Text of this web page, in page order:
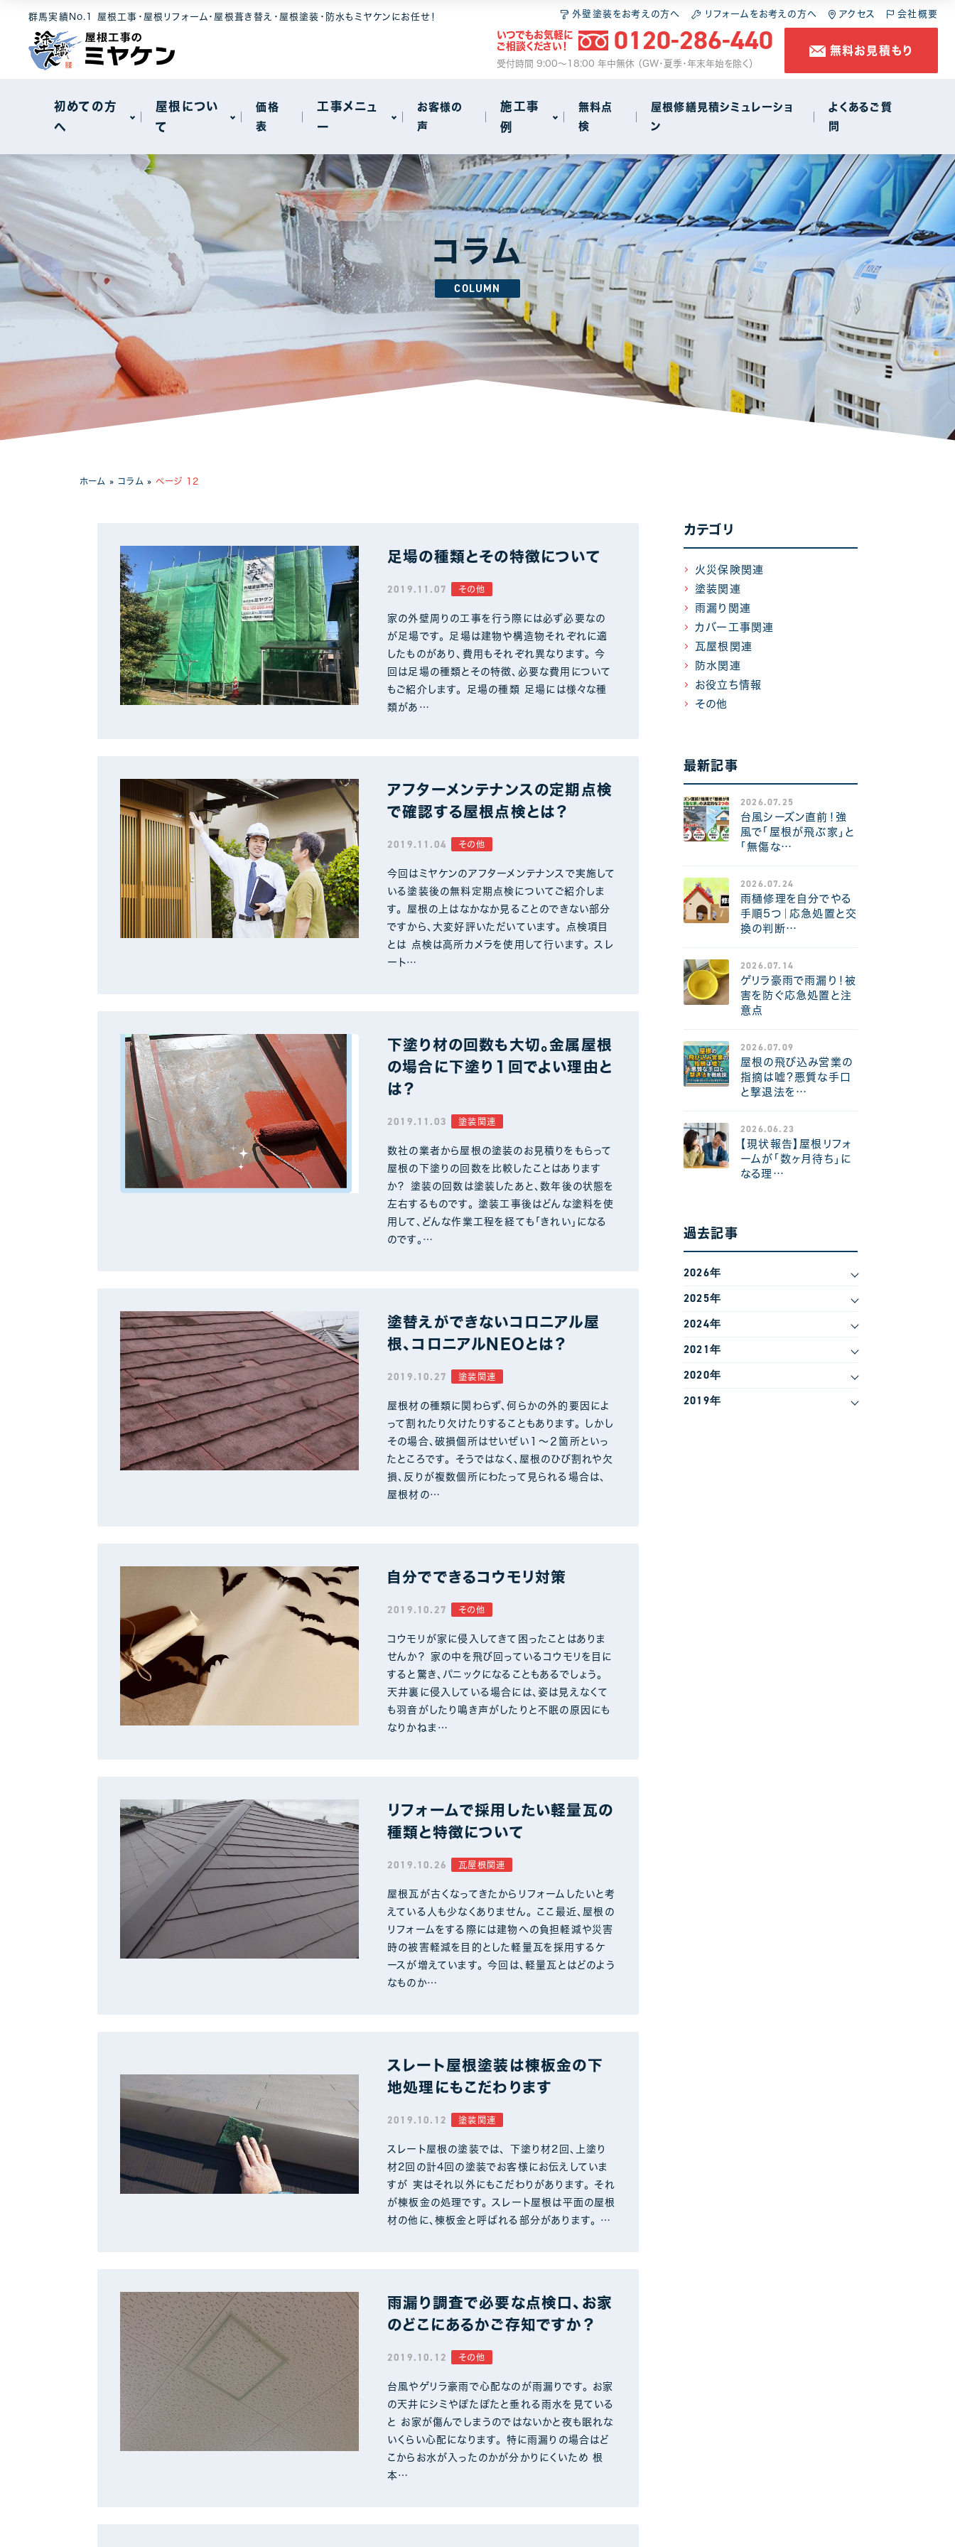
群馬実績No.1 屋根工事・屋根リフォーム・屋根葺き替え・屋根塗装・防水もミヤケンにお任せ！ 外壁塗装をお考えの方へ リフォームをお考えの方へ アクセス 会社概要
いつでもお気軽に
ご相談ください！
0120-286-440
受付時間 9:00～18:00 年中無休 （GW・夏季・年末年始を除く）
無料お見積もり
初めての方
へ
選ばれる理由 6つの安心 無料点検 施工の流れ
メンテナンスサイクル 火災保険のご案内 コラム
新着情報 動画で見る屋根工事の基礎知識
屋根につい
て
屋根について
和瓦 スレート屋根
モニエル瓦 セメント瓦 金属屋根
価格
表
工事メニュ
ー
工事メニュー 屋根塗装 屋根の葺き直し
屋根カバー工事 瓦・漆喰工事 雨樋工事
天窓工事 屋根葺き替え 防水工事
棟板金工事 雨漏り
お客様の
声
施工事
例
セキスイハイム 2
一般住宅 72 other 18 店舗・商店街
工場・事務所 1 アパート・マンション・ビル 1
無料点
検
屋根修繕見積シミュレーショ
ン
よくあるご質
問
選ばれる理由 6つの安心 施工の流れ
火災保険のご案内
屋根について
屋根素材 スレート屋根
セメント瓦
工事メニュー 屋根の葺き直し
瓦・漆喰工事
工場・事務所 1 アパート・マンション・ビル 1
コラム
COLUMN
ホーム » コラム » ページ 12
足場の種類とその特徴について
2019.11.07 その他
家の外壁周りの工事を行う際には必ず必要なの
が足場です。 足場は建物や構造物それぞれに適
したものがあり、費用もそれぞれ異なります。 今
回は足場の種類とその特徴、必要な費用について
もご紹介します。 足場の種類 足場には様々な種
類があ…
アフターメンテナンスの定期点検
で確認する屋根点検とは？
2019.11.04 その他
今回はミヤケンのアフターメンテナンスで実施して
いる塗装後の無料定期点検についてご紹介しま
す。 屋根の上はなかなか見ることのできない部分
ですから、大変好評いただいています。 点検項目
とは 点検は高所カメラを使用して行います。 スレ
ート…
下塗り材の回数も大切。金属屋根
の場合に下塗り１回でよい理由と
は？
2019.11.03 塗装関連
数社の業者から屋根の塗装のお見積りをもらって
屋根の下塗りの回数を比較したことはあります
か？ 塗装の回数は塗装したあと、数年後の状態を
左右するものです。 塗装工事後はどんな塗料を使
用して、どんな作業工程を経ても「きれい」になる
のです。…
塗替えができないコロニアル屋
根、コロニアルNEOとは？
2019.10.27 塗装関連
屋根材の種類に関わらず、何らかの外的要因によ
って割れたり欠けたりすることもあります。 しかし
その場合、破損個所はせいぜい１～２箇所といっ
たところです。 そうではなく、屋根のひび割れや欠
損、反りが複数個所にわたって見られる場合は、
屋根材の…
自分でできるコウモリ対策
2019.10.27 その他
コウモリが家に侵入してきて困ったことはありま
せんか？ 家の中を飛び回っているコウモリを目に
すると驚き、パニックになることもあるでしょう。
天井裏に侵入している場合には、姿は見えなくて
も羽音がしたり鳴き声がしたりと不眠の原因にも
なりかねま…
リフォームで採用したい軽量瓦の
種類と特徴について
2019.10.26 瓦屋根関連
屋根瓦が古くなってきたからリフォームしたいと考
えている人も少なくありません。 ここ最近、屋根の
リフォームをする際には建物への負担軽減や災害
時の被害軽減を目的とした軽量瓦を採用するケ
ースが増えています。 今回は、軽量瓦とはどのよう
なものか…
スレート屋根塗装は棟板金の下
地処理にもこだわります
2019.10.12 塗装関連
スレート屋根の塗装では、 下塗り材2回、上塗り
材2回の計4回の塗装でお客様にお伝えしていま
すが 実はそれ以外にもこだわりがあります。 それ
が棟板金の処理です。 スレート屋根は平面の屋根
材の他に、棟板金と呼ばれる部分があります。 …
雨漏り調査で必要な点検口、お家
のどこにあるかご存知ですか？
2019.10.12 その他
台風やゲリラ豪雨で心配なのが雨漏りです。 お家
の天井にシミやぽたぽたと垂れる雨水を見ている
と お家が傷んでしまうのではないかと夜も眠れな
いくらい心配になります。 特に雨漏りの場合はど
こからお水が入ったのかが分かりにくいため 根
本…
カテゴリ
火災保険関連
塗装関連
雨漏り関連
カバー工事関連
瓦屋根関連
防水関連
お役立ち情報
その他
最新記事
2026.07.25
台風シーズン直前！強
風で「屋根が飛ぶ家」と
「無傷な…
2026.07.24
雨樋修理を自分でやる
手順5つ｜応急処置と交
換の判断…
2026.07.14
ゲリラ豪雨で雨漏り！被
害を防ぐ応急処置と注
意点
2026.07.09
屋根の飛び込み営業の
指摘は嘘？悪質な手口
と撃退法を…
2026.06.23
【現状報告】屋根リフォ
ームが「数ヶ月待ち」に
なる理…
過去記事
2026年
2025年
2024年
2021年
2020年
2019年